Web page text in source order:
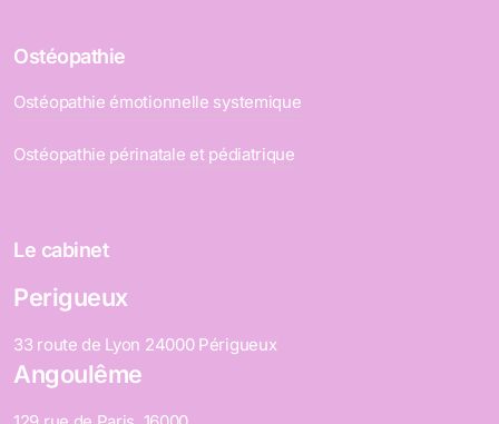
Ostéopathie
Ostéopathie émotionnelle systemique
Ostéopathie périnatale et pédiatrique
Le cabinet
Perigueux
33 route de Lyon 24000 Périgueux
Angoulême